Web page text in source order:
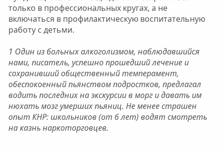
только в профессиональных кругах, а не
включаться в профилактическую воспитательную
работу с детьми.
1 Один из больных алкоголизмом, наблюдавшийся
нами, писатель, успешно прошедший лечение и
сохранивший общественный темперамент,
обеспокоенный пьянством подростков, предлагал
водить последних на экскурсии в морг и давать им
нюхать мозг умерших пьяниц. Не менее страшен
опыт КНР: школьников (от 6 лет) водят смотреть
на казнь наркоторговцев.